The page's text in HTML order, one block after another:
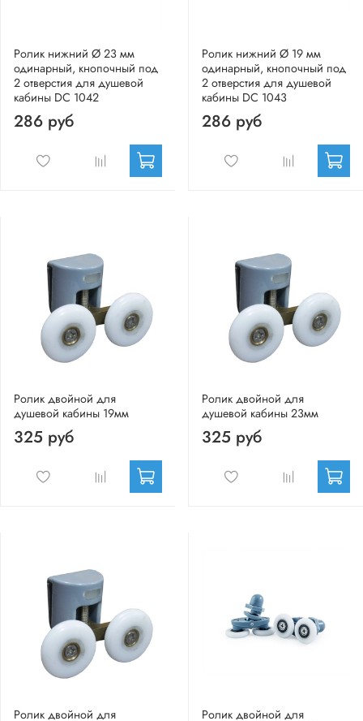
Ролик нижний Ø 23 мм
одинарный, кнопочный под
2 отверстия для душевой
кабины DC 1042
286 руб
Ролик нижний Ø 19 мм
одинарный, кнопочный под
2 отверстия для душевой
кабины DC 1043
286 руб
Ролик двойной для
душевой кабины 19мм
325 руб
Ролик двойной для
душевой кабины 23мм
325 руб
Ролик двойной для
Ролик двойной для